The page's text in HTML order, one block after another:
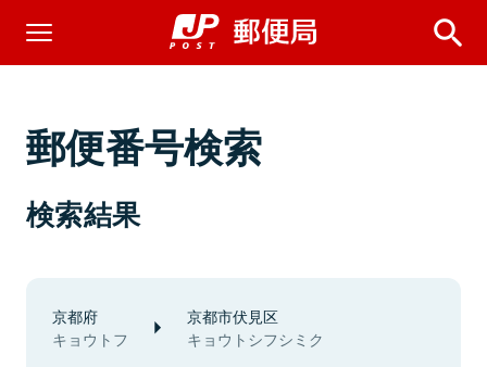
郵便番号検索
検索結果
京都府
キョウトフ
京都市伏見区
キョウトシフシミク